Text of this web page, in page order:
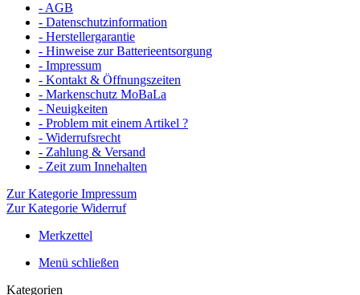
- AGB
- Datenschutzinformation
- Herstellergarantie
- Hinweise zur Batterieentsorgung
- Impressum
- Kontakt & Öffnungszeiten
- Markenschutz MoBaLa
- Neuigkeiten
- Problem mit einem Artikel ?
- Widerrufsrecht
- Zahlung & Versand
- Zeit zum Innehalten
Zur Kategorie Impressum
Zur Kategorie Widerruf
Merkzettel
Menü schließen
Kategorien